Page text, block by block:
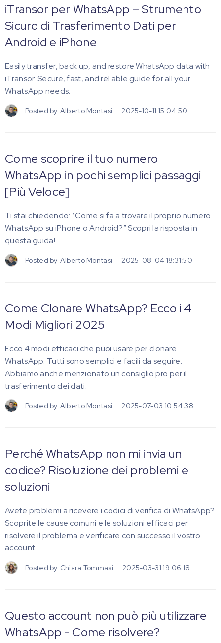
iTransor per WhatsApp – Strumento
Sicuro di Trasferimento Dati per
Android e iPhone
Easily transfer, back up, and restore WhatsApp data with
iTransor. Secure, fast, and reliable guide for all your
WhatsApp needs.
Posted by Alberto Montasi 2025-10-11 15:04:50
Come scoprire il tuo numero
WhatsApp in pochi semplici passaggi
[Più Veloce]
Ti stai chiedendo: “Come si fa a trovare il proprio numero
WhatsApp su iPhone o Android?” Scopri la risposta in
questa guida!
Posted by Alberto Montasi 2025-08-04 18:31:50
Come Clonare WhatsApp? Ecco i 4
Modi Migliori 2025
Ecco 4 modi efficaci che puoi usare per clonare
WhatsApp. Tutti sono semplici e facili da seguire.
Abbiamo anche menzionato un consiglio pro per il
trasferimento dei dati.
Posted by Alberto Montasi 2025-07-03 10:54:38
Perché WhatsApp non mi invia un
codice? Risoluzione dei problemi e
soluzioni
Avete problemi a ricevere i codici di verifica di WhatsApp?
Scoprite le cause comuni e le soluzioni efficaci per
risolvere il problema e verificare con successo il vostro
account.
Posted by Chiara Tommasi 2025-03-31 19:06:18
Questo account non può più utilizzare
WhatsApp - Come risolvere?